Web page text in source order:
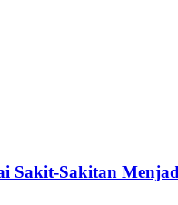
Sakit-Sakitan